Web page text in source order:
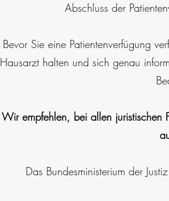
Abschluss der
Bevor Sie eine Patientenverfügung
Hausarzt halten und sich genau
Wir empfehlen, bei allen juristischen
Das Bundesministerium der